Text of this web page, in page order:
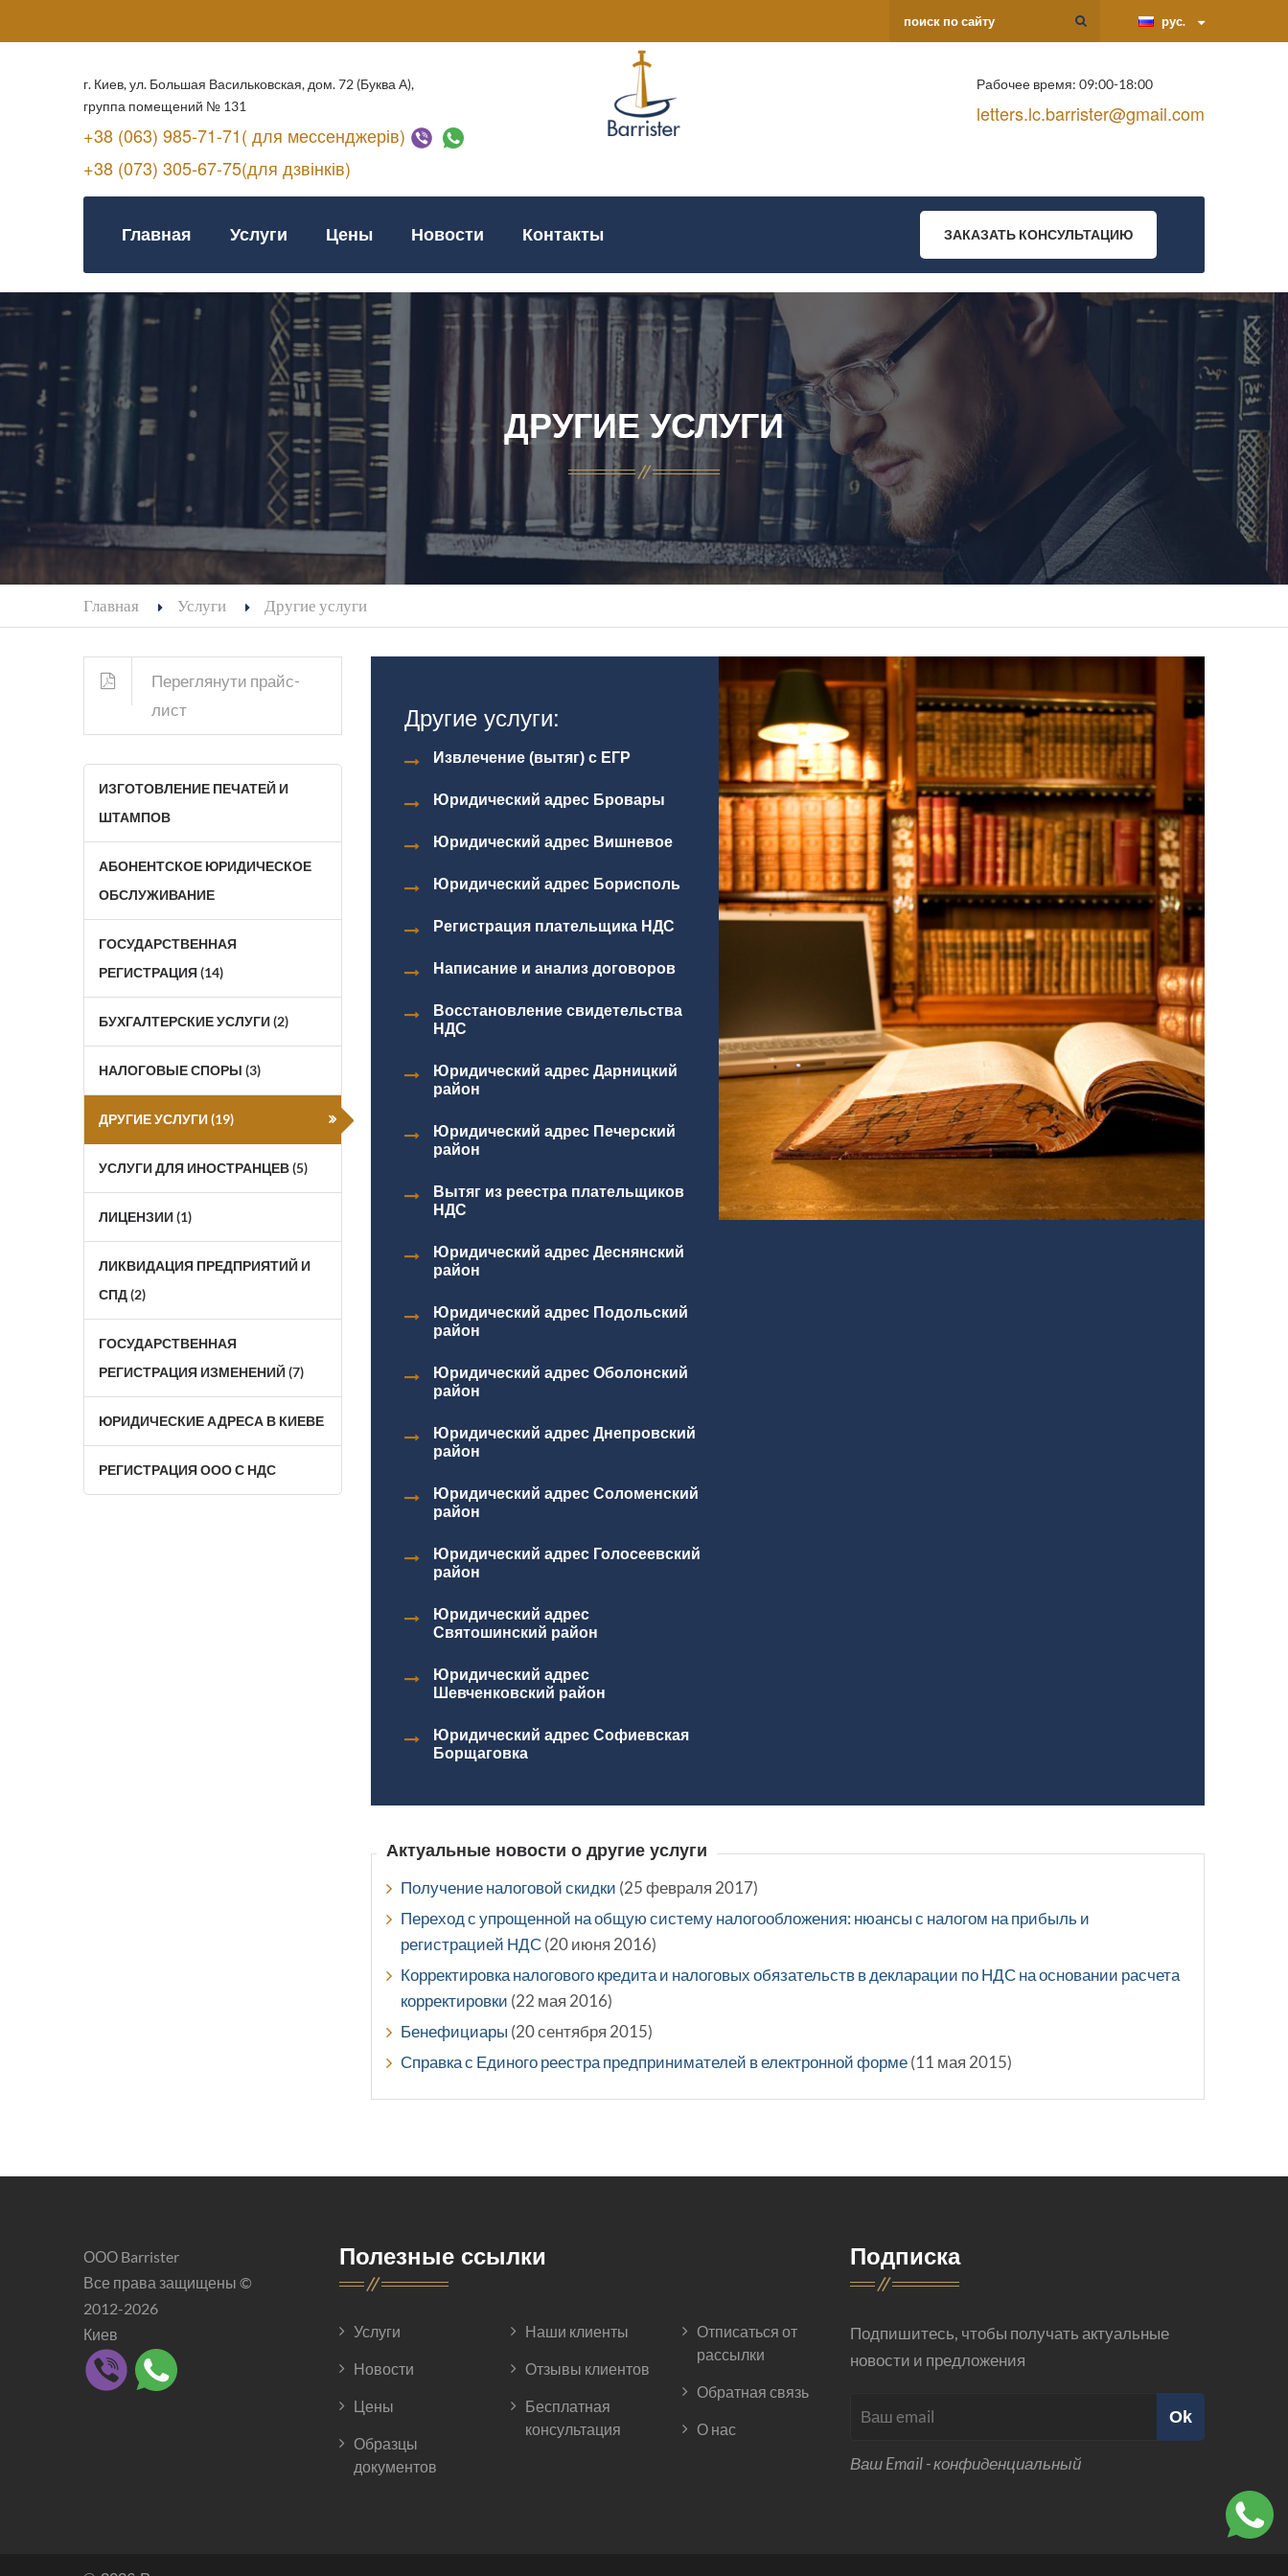
рус.
г. Киев, ул. Большая Васильковская, дом. 72 (Буква А),
группа помещений № 131
+38 (063) 985-71-71( для мессенджерів)
+38 (073) 305-67-75(для дзвінків)
Рабочее время: 09:00-18:00
letters.lc.barrister@gmail.com
Главная Услуги Цены Новости Контакты ЗАКАЗАТЬ КОНСУЛЬТАЦИЮ
ДРУГИЕ УСЛУГИ
Главная Услуги Другие услуги
Переглянути прайс-
лист
ИЗГОТОВЛЕНИЕ ПЕЧАТЕЙ И
ШТАМПОВ
АБОНЕНТСКОЕ ЮРИДИЧЕСКОЕ
ОБСЛУЖИВАНИЕ
ГОСУДАРСТВЕННАЯ
РЕГИСТРАЦИЯ (14)
БУХГАЛТЕРСКИЕ УСЛУГИ (2)
НАЛОГОВЫЕ СПОРЫ (3)
ДРУГИЕ УСЛУГИ (19)
УСЛУГИ ДЛЯ ИНОСТРАНЦЕВ (5)
ЛИЦЕНЗИИ (1)
ЛИКВИДАЦИЯ ПРЕДПРИЯТИЙ И
СПД (2)
ГОСУДАРСТВЕННАЯ
РЕГИСТРАЦИЯ ИЗМЕНЕНИЙ (7)
ЮРИДИЧЕСКИЕ АДРЕСА В КИЕВЕ
РЕГИСТРАЦИЯ ООО С НДС
Другие услуги:
Извлечение (вытяг) с ЕГР
Юридический адрес Бровары
Юридический адрес Вишневое
Юридический адрес Борисполь
Регистрация плательщика НДС
Написание и анализ договоров
Восстановление свидетельства
НДС
Юридический адрес Дарницкий
район
Юридический адрес Печерский
район
Вытяг из реестра плательщиков
НДС
Юридический адрес Деснянский
район
Юридический адрес Подольский
район
Юридический адрес Оболонский
район
Юридический адрес Днепровский
район
Юридический адрес Соломенский
район
Юридический адрес Голосеевский
район
Юридический адрес
Святошинский район
Юридический адрес
Шевченковский район
Юридический адрес Софиевская
Борщаговка
Актуальные новости о другие услуги
Получение налоговой скидки (25 февраля 2017)
Переход с упрощенной на общую систему налогообложения: нюансы с налогом на прибыль и
регистрацией НДС(20 июня 2016)
Корректировка налогового кредита и налоговых обязательств в декларации по НДС на основании расчета
корректировки (22 мая 2016)
Бенефициары (20 сентября 2015)
Справка с Единого реестра предпринимателей в електронной форме(11 мая 2015)
ООО Barrister
Все права защищены ©
2012-2026
Киев
Полезные ссылки
Услуги
Новости
Цены
Образцы
документов
Наши клиенты
Отзывы клиентов
Бесплатная
консультация
Отписаться от
рассылки
Обратная связь
О нас
Подписка
Подпишитесь, чтобы получать актуальные
новости и предложения
Ok
Ваш Email - конфиденциальный